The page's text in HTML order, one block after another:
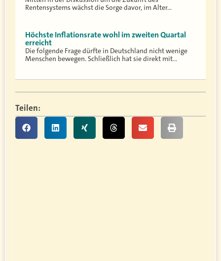
Rentensystems wächst die Sorge davor, im Alter…
Höchste Inflationsrate wohl im zweiten Quartal
erreicht
Die folgende Frage dürfte in Deutschland nicht wenige
Menschen bewegen. Schließlich hat sie direkt mit…
Teilen: